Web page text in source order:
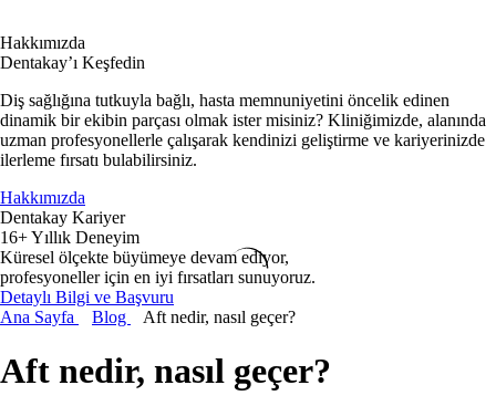
Hakkımızda
Dentakay’ı Keşfedin
Diş sağlığına tutkuyla bağlı, hasta memnuniyetini öncelik edinen
dinamik bir ekibin parçası olmak ister misiniz? Kliniğimizde, alanında
uzman profesyonellerle çalışarak kendinizi geliştirme ve kariyerinizde
ilerleme fırsatı bulabilirsiniz.
Hakkımızda
Dentakay Kariyer
16+ Yıllık Deneyim
Küresel ölçekte büyümeye devam ediyor,
profesyoneller için en iyi fırsatları sunuyoruz.
Detaylı Bilgi ve Başvuru
Ana Sayfa
Blog Aft nedir, nasıl geçer?
Aft nedir, nasıl geçer?